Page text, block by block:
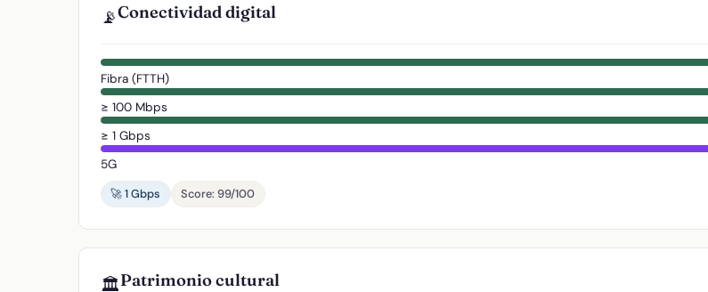
📡Conectividad digital
Fibra (FTTH)
≥ 100 Mbps
≥ 1 Gbps
5G
🚀 1 Gbps
Score: 99/100
🏛️Patrimonio cultural